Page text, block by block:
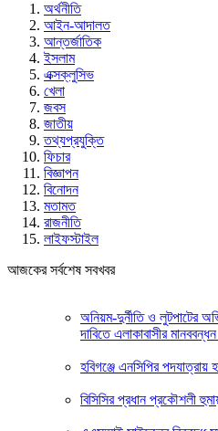
অর্থনীতি
আইন-আদালত
আন্তর্জাতিক
ইসলাম
এক্সক্লুসিভ
খেলা
জবস
জাতীয়
তথ্যপ্রযুক্তি
ফিচার
বিজ্ঞাপন
বিনোদন
মতামত
রাজনীতি
লাইফস্টাইল
আজকের সর্বশেষ সবখবর
অনিয়ম-দুর্নীতি ও লুটপাটের
দাবিতে এলাকাবাসীর
হবিগঞ্জে এনসিপির পদযাত্রায়
বিসিসির প্রধান প্রকৌশলী